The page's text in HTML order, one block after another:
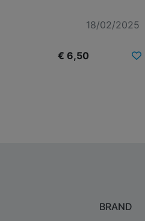
18/02/2025
€ 6,50
BRAND